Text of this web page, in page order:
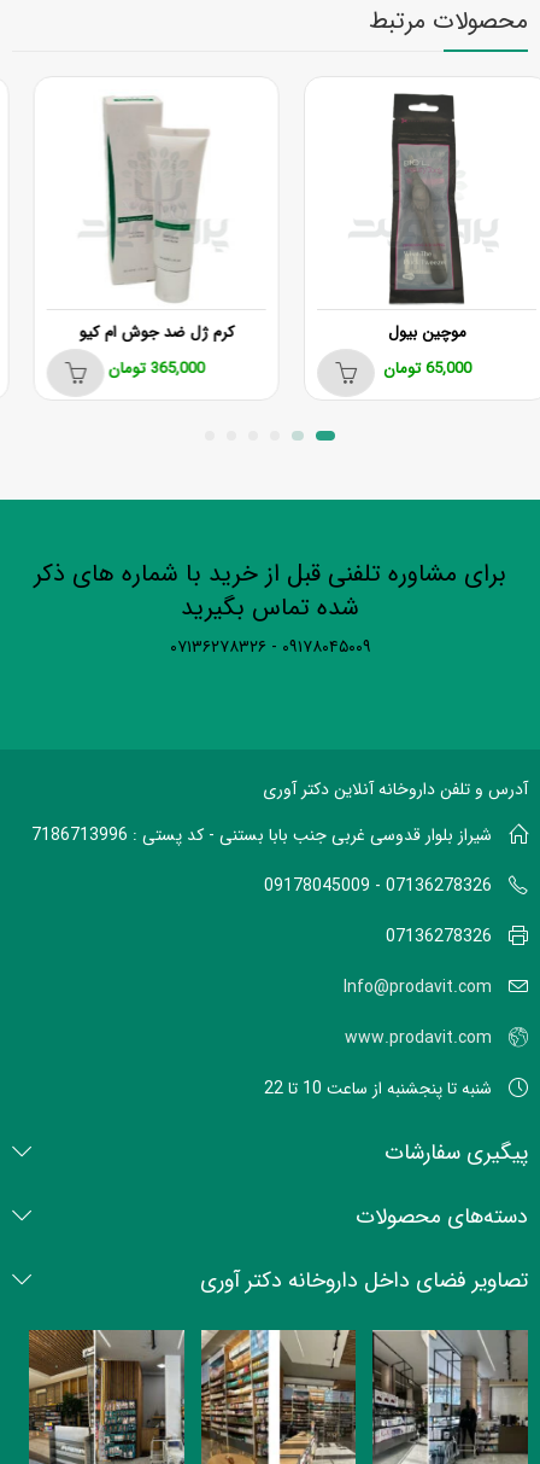
محصولات مرتبط
کرم ژل ضد جوش ام کیو
365,000 تومان 55,000تومان
برای مشاوره تلفنی قبل از خرید با شماره های ذکر
شده تماس بگیرید
۰۹۱۷۸۰۴۵۰۰۹ - ۰۷۱۳۶۲۷۸۳۲۶
آدرس و تلفن داروخانه آنلاین دکتر آوری
شیراز بلوار قدوسی غربی جنب بابا بستنی - کد پستی : 7186713996
07136278326 - 09178045009
07136278326
Info@prodavit.com
www.prodavit.com
شنبه تا پنجشنبه از ساعت 10 تا 22
پیگیری سفارشات
دسته‌های محصولات
تصاویر فضای داخل داروخانه دکتر آوری